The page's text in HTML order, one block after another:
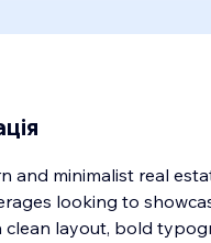
and minimalist real
looking to
clean layout, bold